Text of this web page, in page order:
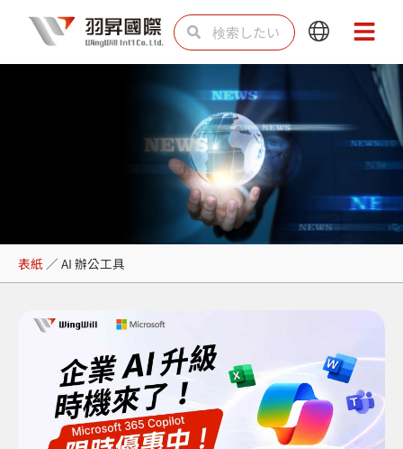
を
検
索 索
Main
Menu
Main
Menu
AI 辦公工具
表紙 ／ AI 辦公工具